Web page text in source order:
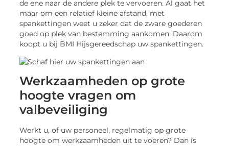
de ene naar de andere plek te vervoeren. Al gaat het
maar om een relatief kleine afstand, met
spankettingen weet u zeker dat de zware goederen
goed op plek van bestemming aankomen. Daarom
koopt u bij BMI Hijsgereedschap uw spankettingen.
Werkzaamheden op grote
hoogte vragen om
valbeveiliging
Werkt u, of uw personeel, regelmatig op grote
hoogte om werkzaamheden uit te voeren? Dan is